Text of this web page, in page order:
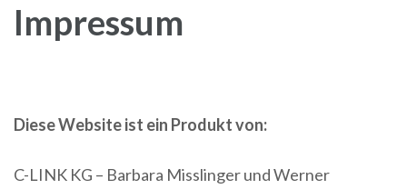
Impressum
Diese Website ist ein Produkt von:
C-LINK KG – Barbara Misslinger und Werner